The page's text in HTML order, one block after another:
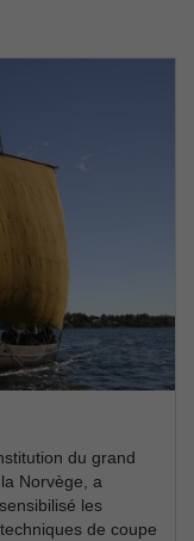
du grand
Norvège, a
les
de coupe